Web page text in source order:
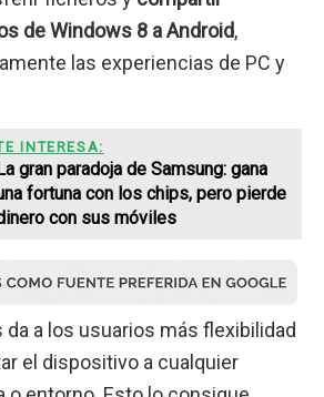
de Windows 8 a Android,
las experiencias de PC y
INTERESA:
gran paradoja de Samsung: gana
fortuna con los chips, pero pierde
con sus móviles
da a los usuarios más flexibilidad
el dispositivo a cualquier